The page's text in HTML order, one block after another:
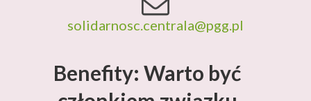
Benefity: Warto być
solidarnosc.centrala@pgg.pl